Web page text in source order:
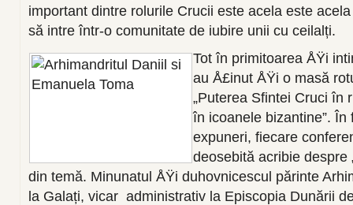
important dintre rolurile Crucii este acela este
să intre într-o comunitate de iubire unii cu ceilalți.
Tot în primitoarea ÅŸi
au Å£inut ÅŸi o masă
„Puterea Sfintei Cruci în
în icoanele bizantine”. În
expuneri, fiecare
deosebită acribie despre
din temă. Minunatul ÅŸi duhovnicescul părinte
la Galați, vicar administrativ la Episcopia Dunării